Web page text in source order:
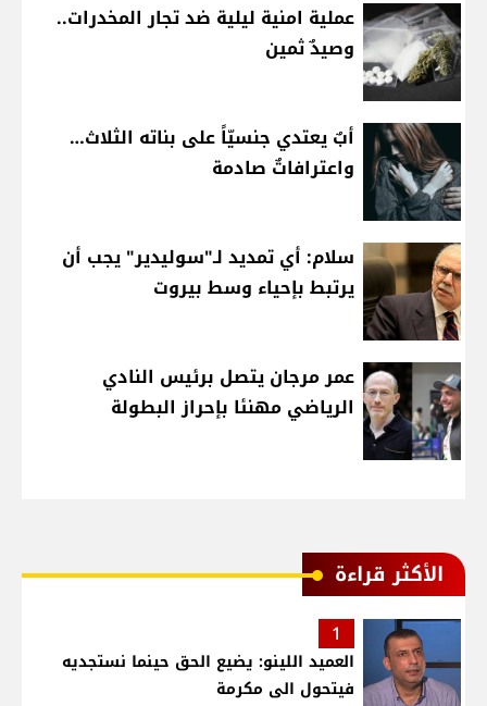
عملية امنية ليلية ضد تجار المخدرات..
وصيدٌ ثمين
أبٌ يعتدي جنسيّاً على بناته الثلاث…
واعترافاتٌ صادمة
سلام: أي تمديد لـ"سوليدير" يجب أن
يرتبط بإحياء وسط بيروت
عمر مرجان يتصل برئيس النادي
الرياضي مهنئا بإحراز البطولة
الأكثر قراءة
1
العميد اللينو: يضيع الحق حينما نستجديه
فيتحول الى مكرمة